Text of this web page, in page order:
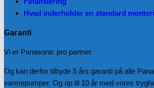
Hvad inderholder en standard
Garanti
Vi er Panasonic pro partner
Og kan derfor tilbyde 5 års garanti på alle
varmepumper. Og op til 10 år med vores